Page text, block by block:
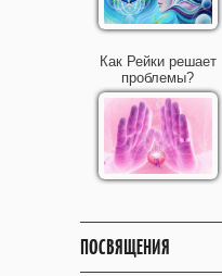
Как Рейки решает
проблемы?
ПОСВЯЩЕНИЯ